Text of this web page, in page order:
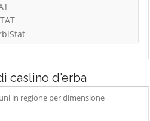
caslino d'erba
in regione per dimensione